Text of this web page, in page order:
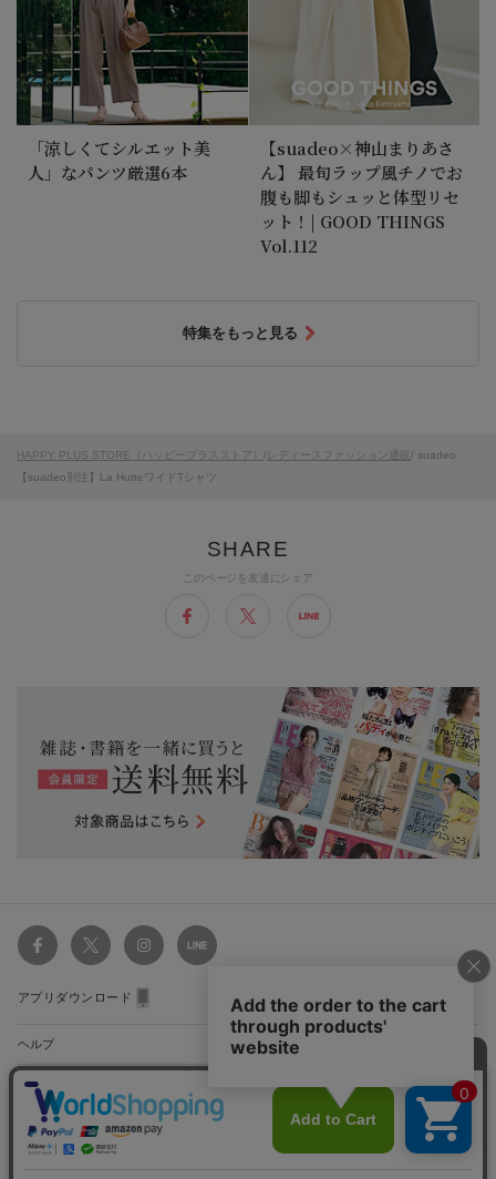
このページを友達にシェア
「涼しくてシルエット美
人」なパンツ厳選6本
【suadeo×神山まりあさ
ん】 最旬ラップ風チノでお
腹も脚もシュッと体型リセ
ット！| GOOD THINGS
Vol.112
特集をもっと見る
HAPPY PLUS STORE（ハッピープラスストア） / レディースファッション通販 / suadeo
【suadeo別注】La HutteワイドTシャツ
アプリダウンロード
ヘルプ
ショッピングガイド
初めてのお客様
会員特典のご案内
配送・送料について
お支払い方法について
キャンセルについて
関連サイト
雑誌定期購読について
集英社Webマガジン Cobalt
利用規約 特定商取引法に基づく表示
サイト
マップ